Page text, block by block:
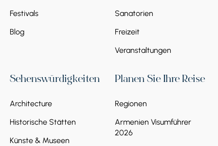
Festivals
Blog
Sanatorien
Freizeit
Veranstaltungen
Sehenswürdigkeiten
Architecture
Historische Stätten
Künste & Museen
Planen Sie Ihre Reise
Regionen
Armenien Visumführer
2026